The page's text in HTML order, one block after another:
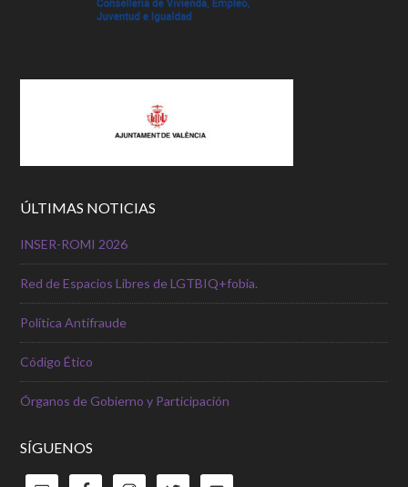
ÚLTIMAS NOTICIAS
INSER-ROMI 2026
Red de Espacios Libres de LGTBIQ+fobia.
Política Antifraude
Código Ético
Órganos de Gobierno y Participación
SÍGUENOS